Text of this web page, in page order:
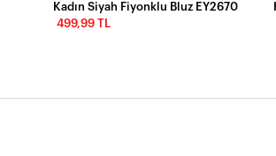
Kadın Siyah Fiyonklu Bluz EY2670
499,99 TL